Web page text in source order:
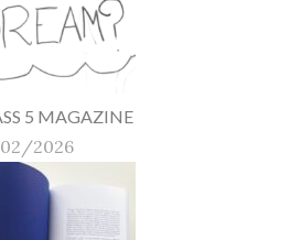
5 MAGAZINE
2026